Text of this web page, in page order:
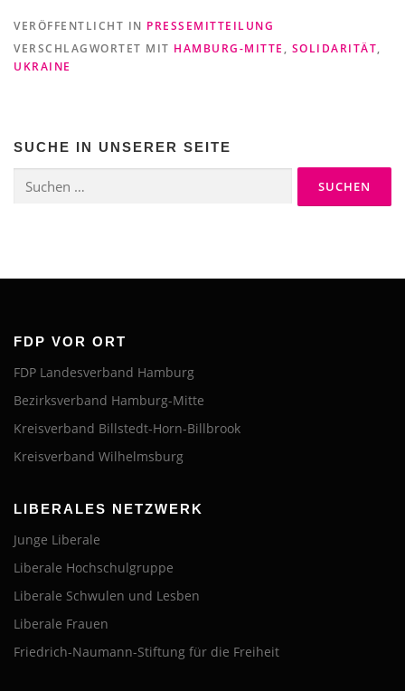
VERÖFFENTLICHT IN PRESSEMITTEILUNG
VERSCHLAGWORTET MIT HAMBURG-MITTE , SOLIDARITÄT,
UKRAINE
SUCHE IN UNSERER SEITE
nach:
FDP VOR ORT
FDP Landesverband Hamburg
Bezirksverband Hamburg-Mitte
Kreisverband Billstedt-Horn-Billbrook
Kreisverband Wilhelmsburg
LIBERALES NETZWERK
Junge Liberale
Liberale Hochschulgruppe
Liberale Schwulen und Lesben
Liberale Frauen
Friedrich-Naumann-Stiftung für die Freiheit